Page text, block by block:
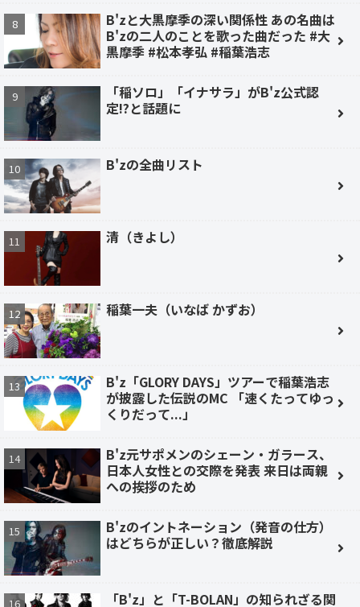
B'zと大黒摩季の深い関係性 あの名曲は
B'zの二人のことを歌った曲だった #大
黒摩季 #松本孝弘 #稲葉浩志
「稲ソロ」「イナサラ」がB'z公式認
定!?と話題に
B'zの全曲リスト
清（きよし）
稲葉一夫（いなば かずお）
B'z「GLORY DAYS」ツアーで稲葉浩志
が披露した伝説のMC 「速くたってゆっ
くりだって...」
B'z元サポメンのシェーン・ガラース、
日本人女性との交際を発表 来日は両親
への挨拶のため
B'zのイントネーション（発音の仕方）
はどちらが正しい？徹底解説
「B'z」と「T-BOLAN」の知られざる関